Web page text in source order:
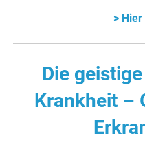
>
Die
Krankheit –